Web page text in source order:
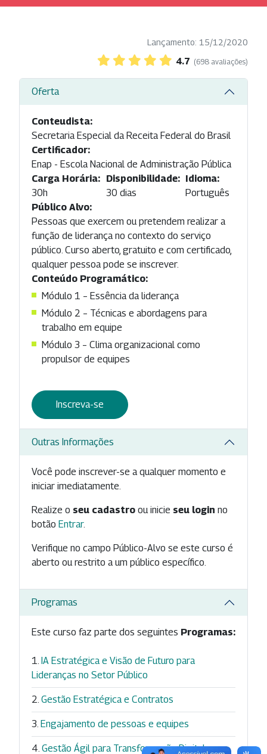
Lançamento: 15/12/2020
4.7 (698 avaliações)
Oferta
Conteudista:
Secretaria Especial da Receita Federal do Brasil
Certificador:
Enap - Escola Nacional de Administração Pública
Carga Horária:
30h
Disponibilidade:
30 dias
Idioma:
Português
Público Alvo:
Pessoas que exercem ou pretendem realizar a
função de liderança no contexto do serviço
público. Curso aberto, gratuito e com certificado,
qualquer pessoa pode se inscrever.
Conteúdo Programático:
Módulo 1 – Essência da liderança
Módulo 2 – Técnicas e abordagens para
trabalho em equipe
Módulo 3 – Clima organizacional como
propulsor de equipes
Inscreva-se
Outras Informações
Você pode inscrever-se a qualquer momento e
iniciar imediatamente.
Realize o seu cadastro ou inicie seu login no
botão Entrar.
Verifique no campo Público-Alvo se este curso é
aberto ou restrito a um público específico.
Programas
Este curso faz parte dos seguintes Programas:
IA Estratégica e Visão de Futuro para
Lideranças no Setor Público
Gestão Estratégica e Contratos
Engajamento de pessoas e equipes
Gestão Ágil para Transformação Digital